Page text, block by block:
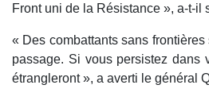
Front uni de la Résistance », a-t-il
« Des combattants sans
passage. Si vous persistez dans
étrangleront », a averti le général